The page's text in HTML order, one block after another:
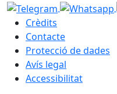
Crèdits
Contacte
Protecció de dades
Avís legal
Accessibilitat